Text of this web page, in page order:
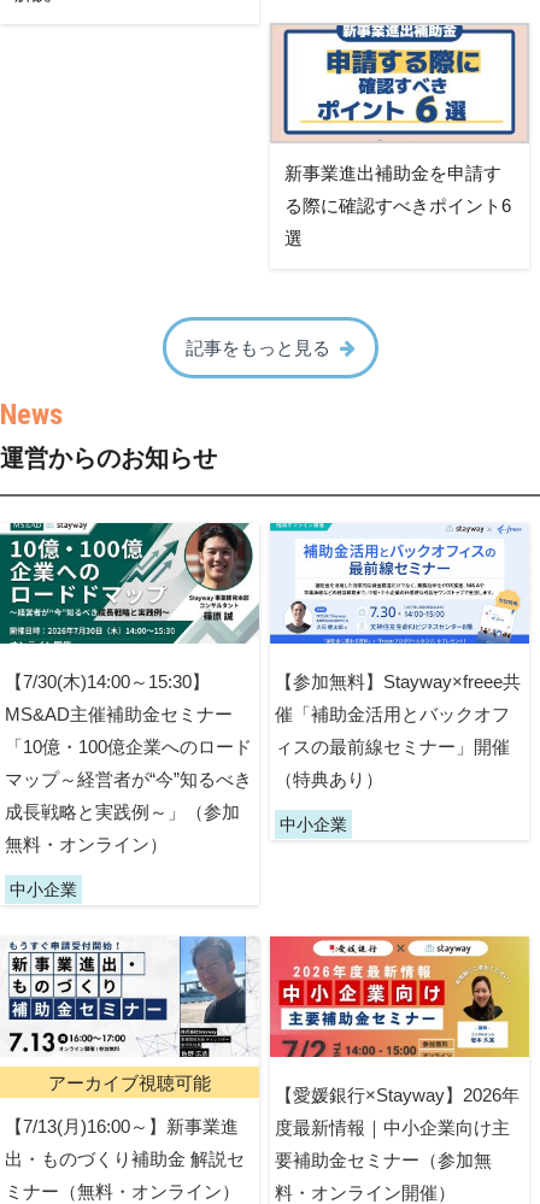
新事業進出補助金を申請す
る際に確認すべきポイント6
選
記事をもっと見る
運営からのお知らせ
【7/30(木)14:00～15:30】
MS&AD主催補助金セミナー
「10億・100億企業へのロード
マップ～経営者が“今”知るべき
成長戦略と実践例～」（参加
無料・オンライン）
中小企業
【参加無料】Stayway×freee共
催「補助金活用とバックオフ
ィスの最前線セミナー」開催
（特典あり）
中小企業
アーカイブ視聴可能
【7/13(月)16:00～】新事業進
出・ものづくり補助金 解説セ
ミナー（無料・オンライン）
【愛媛銀行×Stayway】2026年
度最新情報｜中小企業向け主
要補助金セミナー（参加無
料・オンライン開催）